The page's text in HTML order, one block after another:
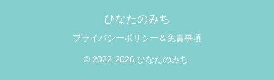
ひなたのみち
プライバシーポリシー＆免責事項
© 2022-2026 ひなたのみち.